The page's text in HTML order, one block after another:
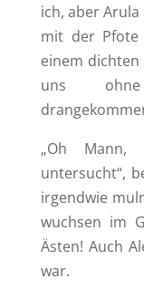
ich, aber
mit der Pfote
einem
uns ohne
„Oh
untersucht“,
irgendwie
wuchsen im
Ästen! Auch
war.